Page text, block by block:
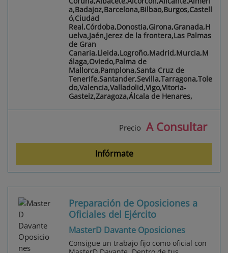
a,Badajoz,Barcelona,Bilbao,Burgos,Castell
ó,Ciudad
Real,Córdoba,Donostia,Girona,Granada,H
uelva,Jaén,Jerez de la frontera,Las Palmas
de Gran
Canaria,Lleida,Logroño,Madrid,Murcia,M
álaga,Oviedo,Palma de
Mallorca,Pamplona,Santa Cruz de
Tenerife,Santander,Sevilla,Tarragona,Tole
do,Valencia,Valladolid,Vigo,Vitoria-
Gasteiz,Zaragoza,Álcala de Henares,
Precio A Consultar
Infórmate
Preparación de Oposiciones a
Oficiales del Ejército
MasterD Davante Oposiciones
Consigue un trabajo fijo como oficial con